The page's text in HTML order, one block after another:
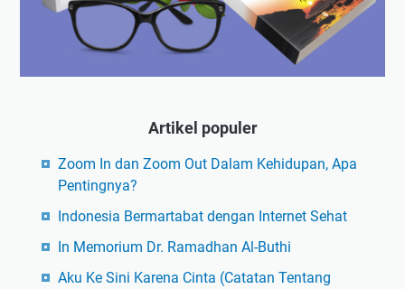
Artikel populer
Zoom In dan Zoom Out Dalam Kehidupan, Apa
Pentingnya?
Indonesia Bermartabat dengan Internet Sehat
In Memorium Dr. Ramadhan Al-Buthi
Aku Ke Sini Karena Cinta (Catatan Tentang